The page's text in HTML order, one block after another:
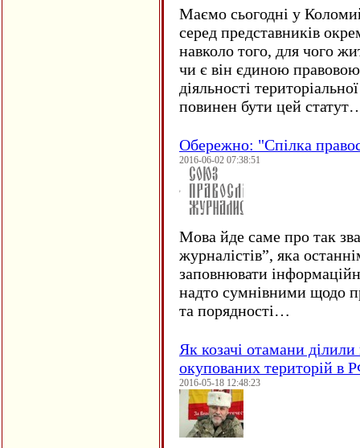
Маємо сьогодні у
серед представників
навколо того, для чого
чи є він єдиною
діяльності
повинен бути цей
Обережно: "Спілка
2016-06-02 07:38:51
Мова йде саме про так
журналістів”, яка
заповнювати
надто сумнівними щодо
та порядності…
Як козачі отамани
окупованих територій в
2016-05-18 12:48:23